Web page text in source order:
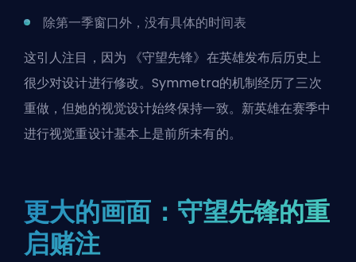
除第一季窗口外，没有具体的时间表
这引人注目，因为
《守望先锋》在英雄发布后历史上
很少对设计进行修改。Symmetra的机制经历了三次
重做，但她的视觉设计始终保持一致。新英雄在赛季中
进行视觉重设计基本上是前所未有的。
更大的画面：守望先锋的重
启赌注